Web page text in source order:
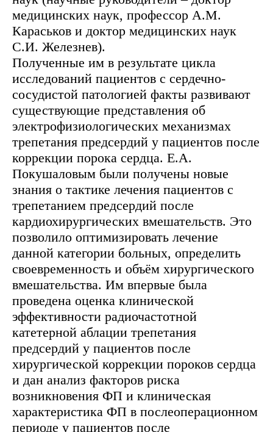
медицинских наук, профессор А.М.
Караськов и доктор медицинских наук
С.И. Железнев).
Полученные им в результате цикла
исследований пациентов с сердечно-
сосудистой патологией факты развивают
существующие представления об
электрофизиологических механизмах
трепетания предсердий у пациентов после
коррекции порока сердца. Е.А.
Покушаловым были получены новые
знания о тактике лечения пациентов с
трепетанием предсердий после
кардиохирургических вмешательств. Это
позволило оптимизировать лечение
данной категории больных, определить
своевременность и объём хирургического
вмешательства. Им впервые была
проведена оценка клинической
эффективности радиочастотной
катетерной аблации трепетания
предсердий у пациентов после
хирургической коррекции пороков сердца
и дан анализ факторов риска
возникновения ФП и клиническая
характеристика ФП в послеоперационном
периоде у пациентов после